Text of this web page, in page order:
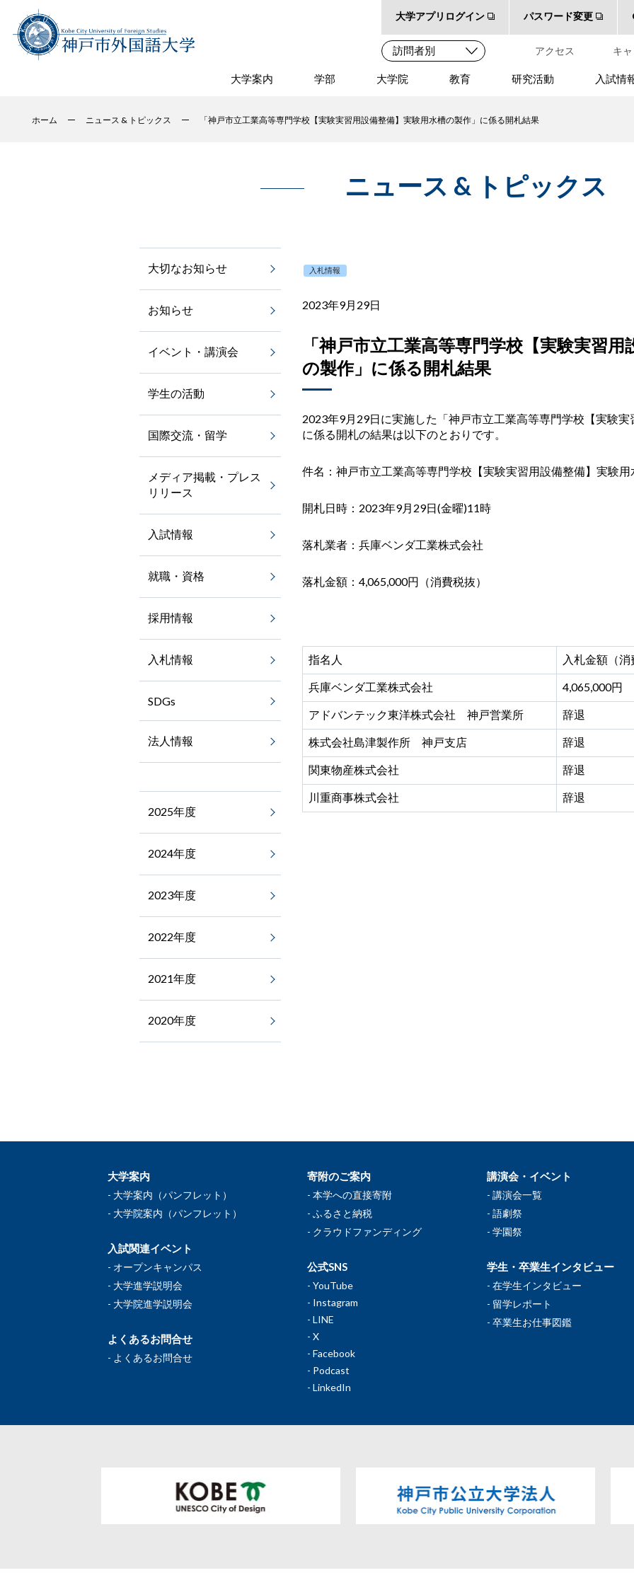
大学アプリログイン パスワード変更
アクセス キ
大学案内 学部 大学院 教育 研究活動 入試情
ホーム ニュース & トピックス 「神戸市立工業高等専門学校【実験実習用設備整備】実験用水槽の製作」に係る開札結果
ニュース & トピックス
入札情報
2023年9月29日
「神戸市立工業高等専門学校【実験実習
の製作」に係る開札結果
2023年9月 29日に実施した「神戸市立工業高等専門学校【実験
に係る開札の結果は以下のとおりです。
件名：神戸市立工業高等専門学校【実験実習用設備整備】実験用
開札日時： 2023年9月 29日(金曜)11時
落札業者：兵庫ベンダ工業株式会社
落札金額：4,065,000円（消費税抜）
指名人 入札金額（
兵庫ベンダ工業株式会社 4,065,000円
アドバンテック東洋株式会社 神戸営業所 辞退
株式会社島津製作所 神戸支店 辞退
関東物産株式会社 辞退
川重商事株式会社 辞退
大切なお知らせ
お知らせ
イベント・講演会
学生の活動
国際交流・留学
メディア掲載・プレス
リリース
入試情報
就職・資格
採用情報
入札情報
SDGs
法人情報
2025年度
2024年度
2023年度
2022年度
2021年度
2020年度
大学案内
大学案内（パンフレット）
大学院案内（パンフレット）
入試関連イベント
オープンキャンパス
大学進学説明会
大学院進学説明会
よくあるお問合せ
よくあるお問合せ
寄附のご案内
本学への直接寄附
ふるさと納税
クラウドファンディング
公式SNS
YouTube
Instagram
LINE
X
Facebook
Podcast
LinkedIn
講演会・イベント
講演会一覧
語劇祭
学園祭
学生・卒業生インタビュー
在学生インタビュー
留学レポート
卒業生お仕事図鑑